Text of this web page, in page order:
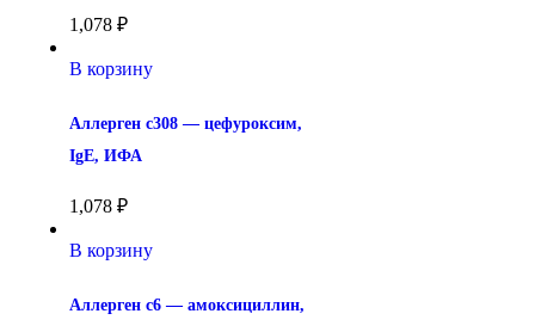
1,078 ₽
В корзину
Аллерген c308 — цефуроксим,
IgE, ИФА
1,078 ₽
В корзину
Аллерген c6 — амоксициллин,